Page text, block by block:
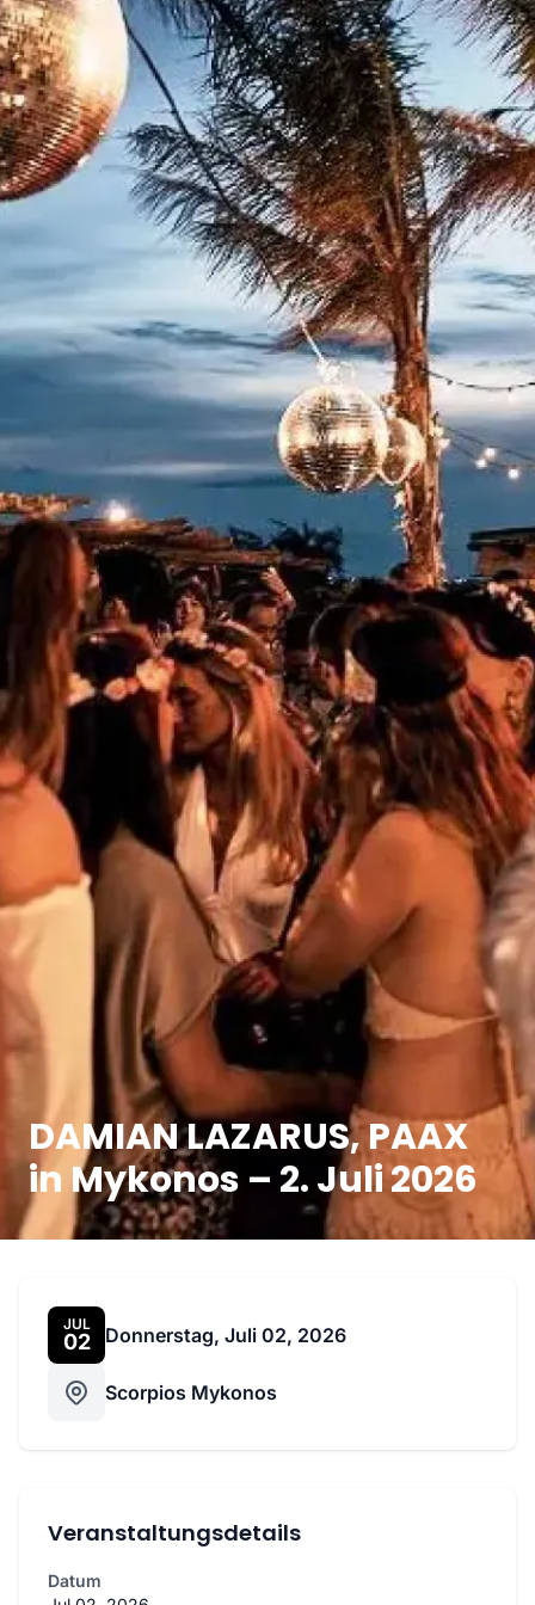
DAMIAN LAZARUS, PAAX
in Mykonos – 2. Juli 2026
JUL
02 Donnerstag, Juli 02, 2026
Scorpios Mykonos
Veranstaltungsdetails
Datum